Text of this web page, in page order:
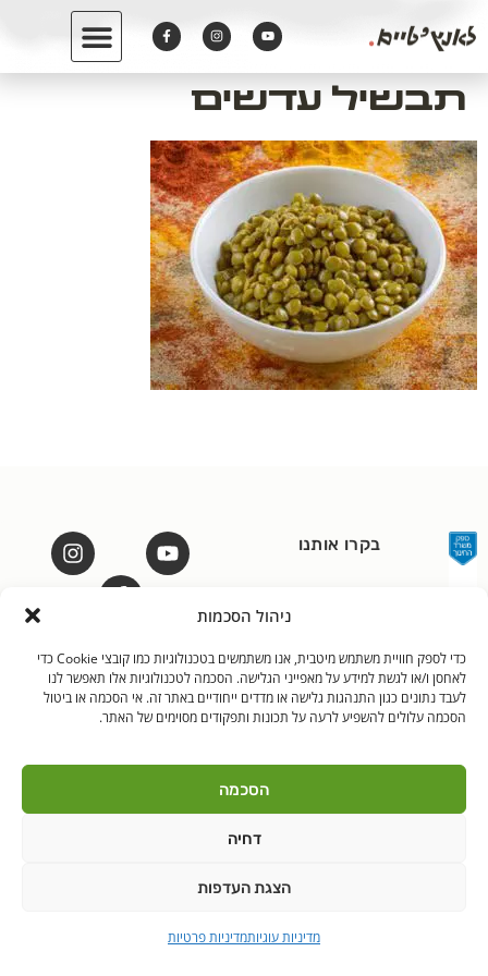
ניהול הסכמות
כדי לספק חוויית משתמש מיטבית, אנו משתמשים בטכנולוגיות כמו קובצי Cookie כדי
לאחסן ו/או לגשת למידע על מאפייני הגלישה. הסכמה לטכנולוגיות אלו תאפשר לנו
לעבד נתונים כגון התנהגות גלישה או מדדים ייחודיים באתר זה. אי הסכמה או ביטול
הסכמה עלולים להשפיע לרעה על תכונות ותפקודים מסוימים של האתר.
הסכמה
דחיה
הצגת העדפות
מדיניות עוגיותמדיניות פרטיות
תבשיל עדשים
בקרו אותנו
לאנץ' טיים – ארוחות צהריים לילדים | היובלים 11 הוד"ש
© כל הזכויות שמורות לאנץ'
טיים 2021
PushUp | Digital
Marketing